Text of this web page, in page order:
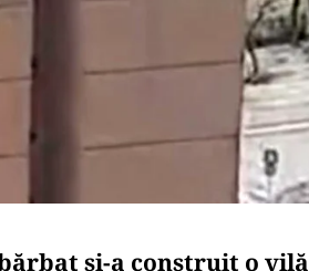
și-a construit o vilă